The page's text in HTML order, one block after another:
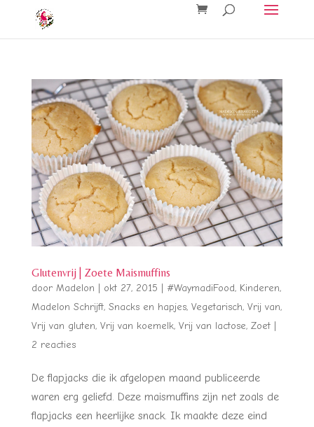
Glutenvrij | Zoete Maismuffins
door Madelon okt 27, 2015 #WaymadiFood, Kinderen,
Madelon Schrijft, Snacks en hapjes, Vegetarisch, Vrij van,
Vrij van gluten, Vrij van koemelk, Vrij van lactose, Zoet|
2 reacties
De flapjacks die ik afgelopen maand publiceerde
waren erg geliefd. Deze maismuffins zijn net zoals de
flapjacks een heerlijke snack. Ik maakte deze eind